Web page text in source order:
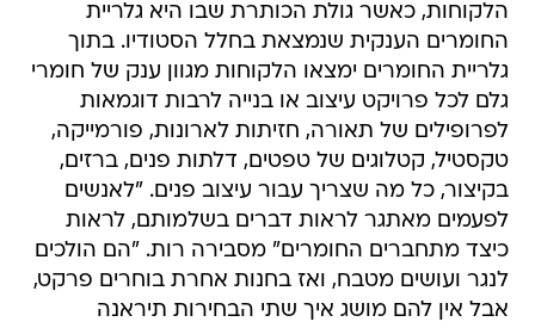
הלקוחות, כאשר גולת הכותרת שבו היא גלריית
החומרים הענקית שנמצאת בחלל הסטודיו. בתוך
גלריית החומרים ימצאו הלקוחות מגוון ענק של חומרי
גלם לכל פרויקט עיצוב או בנייה לרבות דוגמאות
לפרופילים של תאורה, חזיתות לארונות, פורמייקה,
טקסטיל, קטלוגים של טפטים, דלתות פנים, ברזים,
בקיצור, כל מה שצריך עבור עיצוב פנים. "לאנשים
לפעמים מאתגר לראות דברים בשלמותם, לראות
כיצד מתחברים החומרים" מסבירה רות. "הם הולכים
לנגר ועושים מטבח, ואז בחנות אחרת בוחרים פרקט,
אבל אין להם מושג איך שתי הבחירות תיראנה